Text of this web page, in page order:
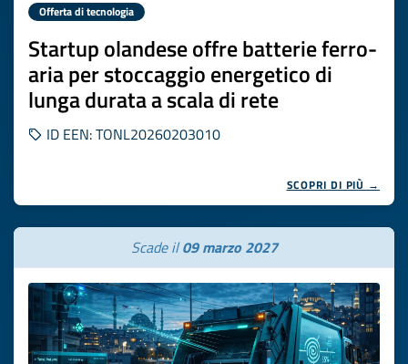
Offerta di tecnologia
Startup olandese offre batterie ferro-
aria per stoccaggio energetico di
lunga durata a scala di rete
ID EEN: TONL20260203010
SCOPRI DI PIÙ →
Scade il09 marzo 2027